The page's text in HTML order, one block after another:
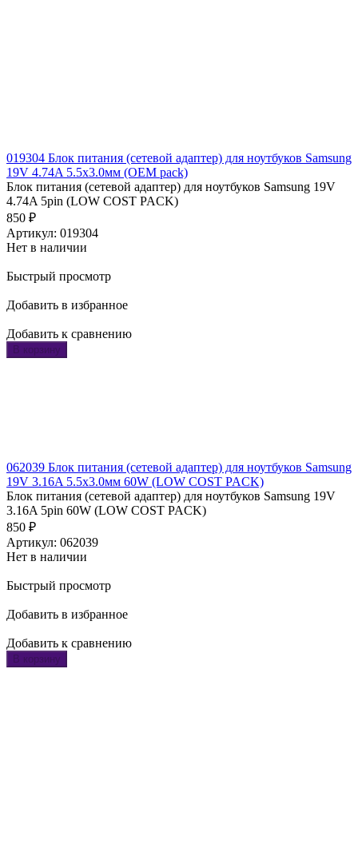
019304 Блок питания (сетевой адаптер) для ноутбуков Samsung
19V 4.74A 5.5х3.0мм (OEM pack)
Блок питания (сетевой адаптер) для ноутбуков Samsung 19V
4.74A 5pin (LOW COST PACK)
850 ₽
Артикул: 019304
Нет в наличии
Быстрый просмотр
Добавить в избранное
Добавить к сравнению
В корзину
062039 Блок питания (сетевой адаптер) для ноутбуков Samsung
19V 3.16A 5.5х3.0мм 60W (LOW COST PACK)
Блок питания (сетевой адаптер) для ноутбуков Samsung 19V
3.16A 5pin 60W (LOW COST PACK)
850 ₽
Артикул: 062039
Нет в наличии
Быстрый просмотр
Добавить в избранное
Добавить к сравнению
В корзину